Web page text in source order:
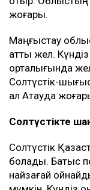
градус болады.
өте жоғары
Түркістан
градусқа дейін.
жауып,
таулы жерлерде
күшейеді.
және екпінді жел
жоғары.
Жамбыл
ысиды. Таулы
күтіледі, кей